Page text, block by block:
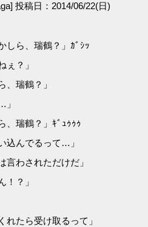
投稿日：2014/06/22(日)
ら、瑞鶴？」ｶﾞｼｯ
？」
、瑞鶴？」
」
、瑞鶴？」ｷﾞｭｩｩｩ
込んでるって…」
わされただけだ」
！？」
れたら受け取るって」